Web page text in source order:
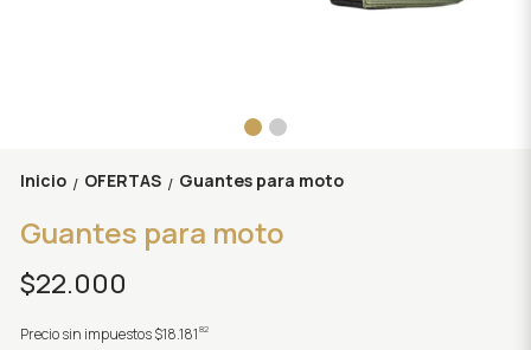
Inicio / OFERTAS / Guantes para moto
Guantes para moto
$22.000
Precio sin impuestos$18.181 82